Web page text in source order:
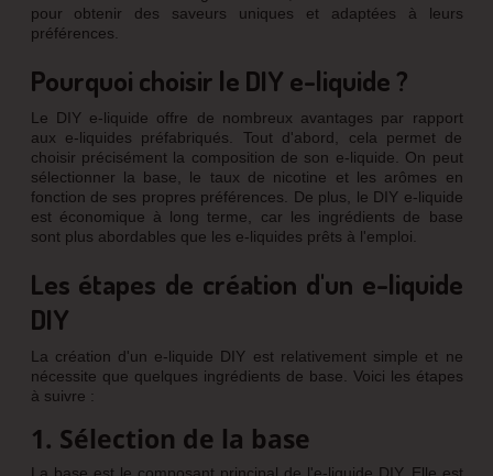
pour obtenir des saveurs uniques et adaptées à leurs
préférences.
Pourquoi choisir le DIY e-liquide ?
Le DIY e-liquide offre de nombreux avantages par rapport
aux e-liquides préfabriqués. Tout d'abord, cela permet de
choisir précisément la composition de son e-liquide. On peut
sélectionner la base, le taux de nicotine et les arômes en
fonction de ses propres préférences. De plus, le DIY e-liquide
est économique à long terme, car les ingrédients de base
sont plus abordables que les e-liquides prêts à l'emploi.
Les étapes de création d'un e-liquide
DIY
La création d'un e-liquide DIY est relativement simple et ne
nécessite que quelques ingrédients de base. Voici les étapes
à suivre :
1. Sélection de la base
La base est le composant principal de l'e-liquide DIY. Elle est